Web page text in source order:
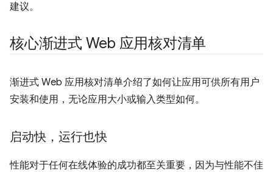
建议。
核心渐进式 Web 应用核对清单
渐进式 Web 应用核对清单介绍了如何让应用可供所有用户
安装和使用，无论应用大小或输入类型如何。
启动快，运行也快
性能对于任何在线体验的成功都至关重要，因为与性能不佳